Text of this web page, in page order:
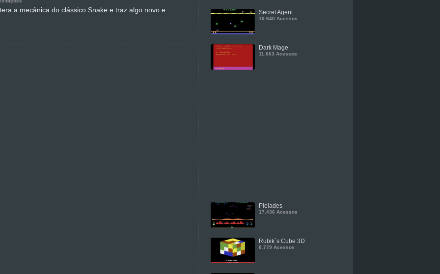
a mecânica do clássico Snake e traz algo novo e Secret Agent
19.640 Acessos
Dark Mage
11.663 Acessos
Pleiades
17.436 Acessos
Rubik´s Cube 3D
8.779 Acessos